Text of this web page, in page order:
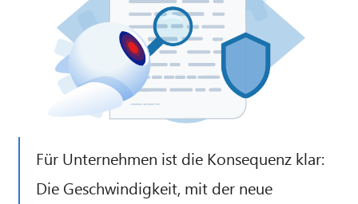
Für Unternehmen ist die Konsequenz klar:
Die Geschwindigkeit, mit der neue